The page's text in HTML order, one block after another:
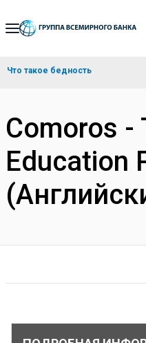
Skip
Navigation
Что такое бедность
Comoros -
Education